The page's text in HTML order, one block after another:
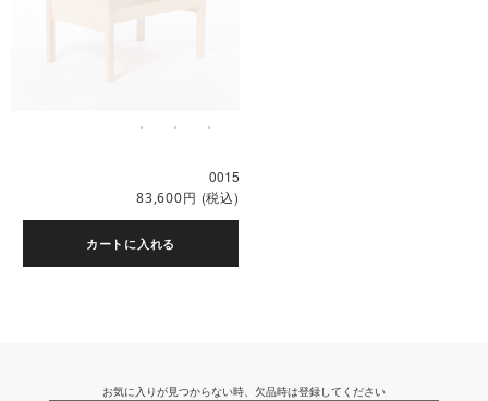
0015
83,600円 (税込)
カートに入れる
お気に入りが見つからない時、欠品時は登録してください